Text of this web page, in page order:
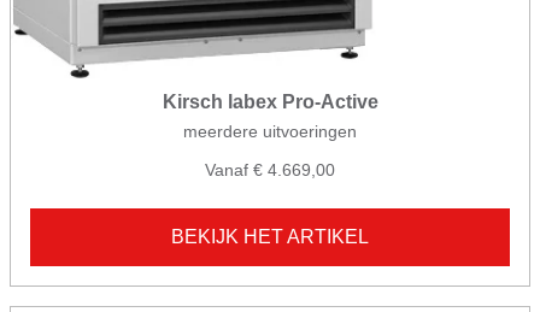
Kirsch labex Pro-Active
meerdere uitvoeringen
Vanaf € 4.669,00
BEKIJK HET ARTIKEL